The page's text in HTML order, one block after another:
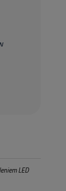
LED